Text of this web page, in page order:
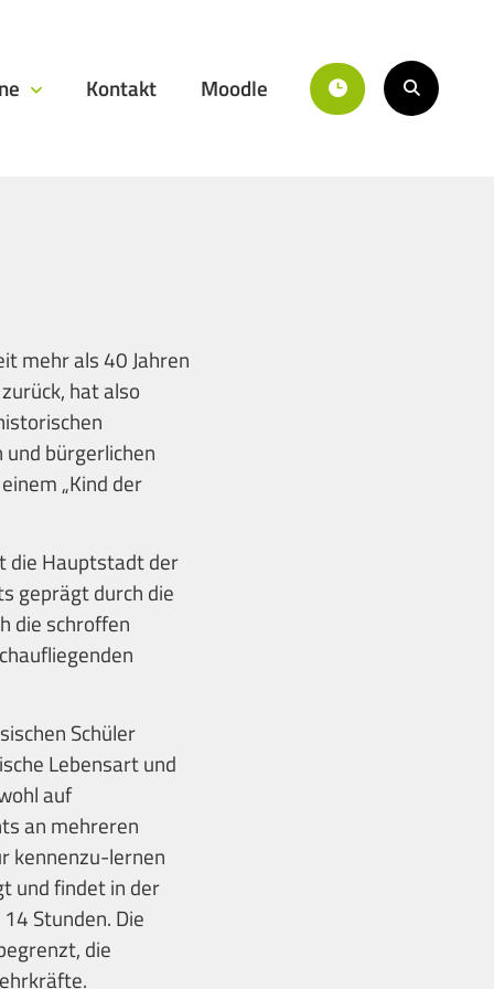
Kontakt Moodle
mehr als 40 Jahren
hat also
bürgerlichen
„Kind der
die Hauptstadt der
geprägt durch die
die schroffen
Schüler
Lebensart und
auf
an mehreren
kennenzu-lernen
und findet in der
Stunden. Die
die